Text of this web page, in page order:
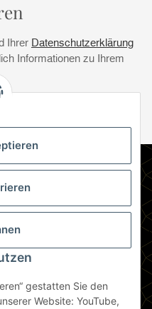
gestatten Sie den
Website: YouTube,
Ihrer Datenschutzerklärung
Informationen zu Ihrem